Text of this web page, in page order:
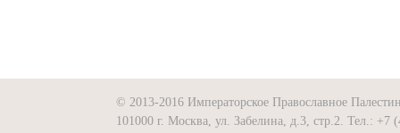
© 2013-2016 Императорское Православное
101000 г. Москва, ул. Забелина, д.3, стр.2. Тел.: